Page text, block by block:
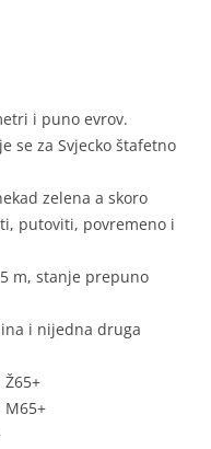
i puno evrov.
se za Svjecko štafetno
zelena a skoro
putoviti, povremeno i
m, stanje prepuno
i nijedna druga
M65+